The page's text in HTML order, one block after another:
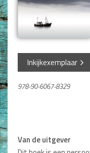
Seksualiteit
Jongerenboeken
Kinderboeken
Kinderbijbels
Voorlezen
Cadeauboeken
Inkijkexemplaar
978-90-6067-8329
Van de uitgever